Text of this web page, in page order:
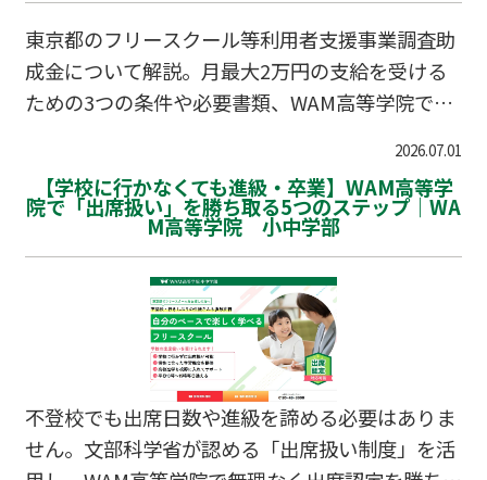
東京都のフリースクール等利用者支援事業調査助
成金について解説。月最大2万円の支給を受ける
ための3つの条件や必要書類、WAM高等学院での
2026.07.01
【学校に行かなくても進級・卒業】WAM高等学
院で「出席扱い」を勝ち取る5つのステップ｜WA
M高等学院 小中学部
不登校でも出席日数や進級を諦める必要はありま
せん。文部科学省が認める「出席扱い制度」を活